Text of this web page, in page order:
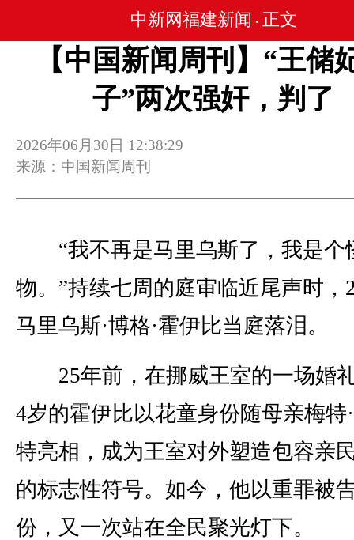
中新网福建新闻 • 正文
【中国新闻周刊】“王储
子”两次强奸，判了
2026年06月30日 12:38:29
来源：中国新闻周刊
“我不再是马里乌斯了，我是个
物。”持续七周的庭审临近尾声时，
马里乌斯·博格·霍伊比当庭落泪。
25年前，在挪威王室的一场婚
4岁的霍伊比以花童身份随母亲梅特
特亮相，成为王室对外塑造包容亲
的标志性符号。如今，他以重罪被
份，又一次站在全民聚光灯下。